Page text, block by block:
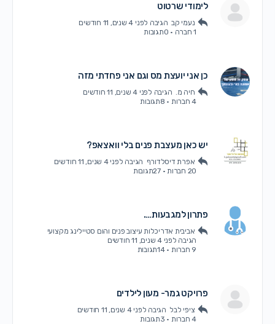
לימודי שרטוט
נעמי קב הגיבהלפני 4 שנים, 11 חודשים
0תגובות
כן אני יועצת מס וגם אני פחדתי מזה
חיה מ. הגיבהלפני 4 שנים, 11 חודשים
· 8תגובות
יש כאן מעצבת פנים בלי וואצאפ?
אפרת דיסלדורף הגיבהלפני 4 שנים, 11 חודשים
· 27תגובות
פתרון למגבעות….
אביבית אדריכלות עיצוב פנים והום סטיילינג מקצועי
לפני 4 שנים, 11 חודשים
· 14תגובות
פרויקט גמר- מעון לילדים
ציפי לבל הגיבהלפני 4 שנים, 11 חודשים
· 3תגובות